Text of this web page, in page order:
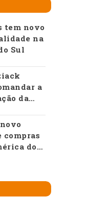
tem novo
na
Sul
a
da
compras
do